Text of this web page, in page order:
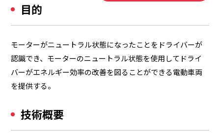
目的
モーターがニュートラル状態になったことをドライバーが
認識でき、モーターのニュートラル状態を使用してドライ
バーがエネルギー効率の改善を図ることができる電動車両
を提供する。
技術概要